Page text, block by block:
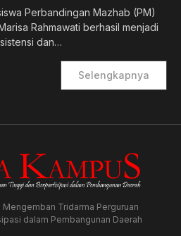
Perbandingan Mazhab (PM)
Rahmawati berhasil menjadi
dan…
Selengkapnya
Tridarma Perguruan
dalam Pembangunan Daerah